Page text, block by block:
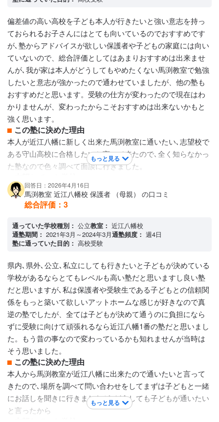
カリキュラムについて
す。毎回授業前に小テストがあり合格しないと授業後残って
再テストや補習があったと思います。カリキュラムとしては
しっかりされていて､勉強勉強と言うイメージがあります。
保護者への連絡手段
塾専用アプリ
アクセス・周りの環境
駅前で、便利ですが駐車場がなく送迎に困りますが子ども1人
でも安心して通塾するには便利だと思います
偏差値の高い高校を子ども本人が行きたいと強い意志を持っ
ておられるお子さんにはとても向いているのでおすすめです
が､塾からアドバイスが欲しい保護者や子どもの家庭には向い
ていないので、総合評価としてはあまりおすすめは出来ませ
んが､我が家は本人がどうしてもやめたくない馬渕教室で勉強
したいと意志が強かったので通わせていましたが、他の塾も
おすすめだと思います。受験の仕方が変わったので現在はわ
かりませんが、変わったからこそおすすめは出来ないかもと
強く思います。
この塾に決めた理由
本人が近江八幡に新しく出来た馬渕教室に通いたい､志望校で
ある守山高校に合格したいと言って来たので､全く知らなかっ
た塾なので色々調べて面談に行きました。
滋賀県立守山高等学校 / 滋賀県立八日市高等学校 / 光泉カトリ
ック高等学校 / 滋賀県立彦根東高等学校
講師陣の特徴
大学生の方などはおられませんでした。当時なので現在はわ
かりませんが、ベテランの先生や若い先生がおられましたが､
皆さんとても優秀な講師の方々なんだと思っていました。厳
しい感じもなく優しい感じはしますが、フレンドリーな感じ
とは違うかなも思います。皆さんしっかりされている感じで
いつも忙しそうでした。
カリキュラムについて
カリキュラムはとても高いと思いました。しっかりされてい
てさすがだと思う事が多かったです。受験生らしいカリキュ
ラムだったと思います。他の塾の事をお母さん同士で良く話
していましたが､他の塾よりも厳しく難しいカリキュラムの内
容だったと覚えています。だからこそ偏差値の高い高校に入
りたいお子さんが通っておられるのだと思いました。
保護者への連絡手段
塾専用アプリ
アクセス・周りの環境
駅前に移転したので便利です
もっと見る
回答日：2026年4月16日
馬渕教室 近江八幡校 保護者 （母親） の口コミ
総合評価： 3
通っていた学校種別： 公立教室： 近江八幡校
通塾期間： 2021年3月～2024年3月通塾頻度： 週4日
塾に通っていた目的： 高校受験
県内､県外､公立､私立にしても行きたいと子どもが決めている
学校があるならとてもレベルも高い塾だと思いますし良い塾
だと思いますが､私は保護者や受験生である子どもとの信頼関
係をもっと築いて欲しいアットホームな感じが好きなので真
逆の塾でしたが、全ては子どもが決めて通うのに負担になら
ずに受験に向けて頑張れるなら近江八幡1番の塾だと思いまし
た。もう昔の事なので変わっているかも知れませんが当時は
そう思いました。
この塾に決めた理由
本人から馬渕教室が近江八幡に出来たので通いたいと言って
きたので､場所を調べて問い合わせをしてまずは子どもと一緒
にお話しを聞きに行きましたが､どうしても子どもが通いたい
と言ったから
もっと見る